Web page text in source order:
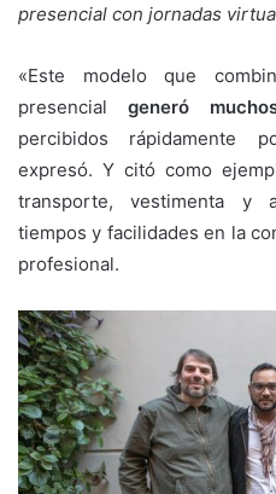
presencial con jornadas
«Este modelo que
presencialgeneró
percibidos rápidamente
expresó. Y citó como
transporte, vestimenta y
tiempos y facilidades en la
profesional.